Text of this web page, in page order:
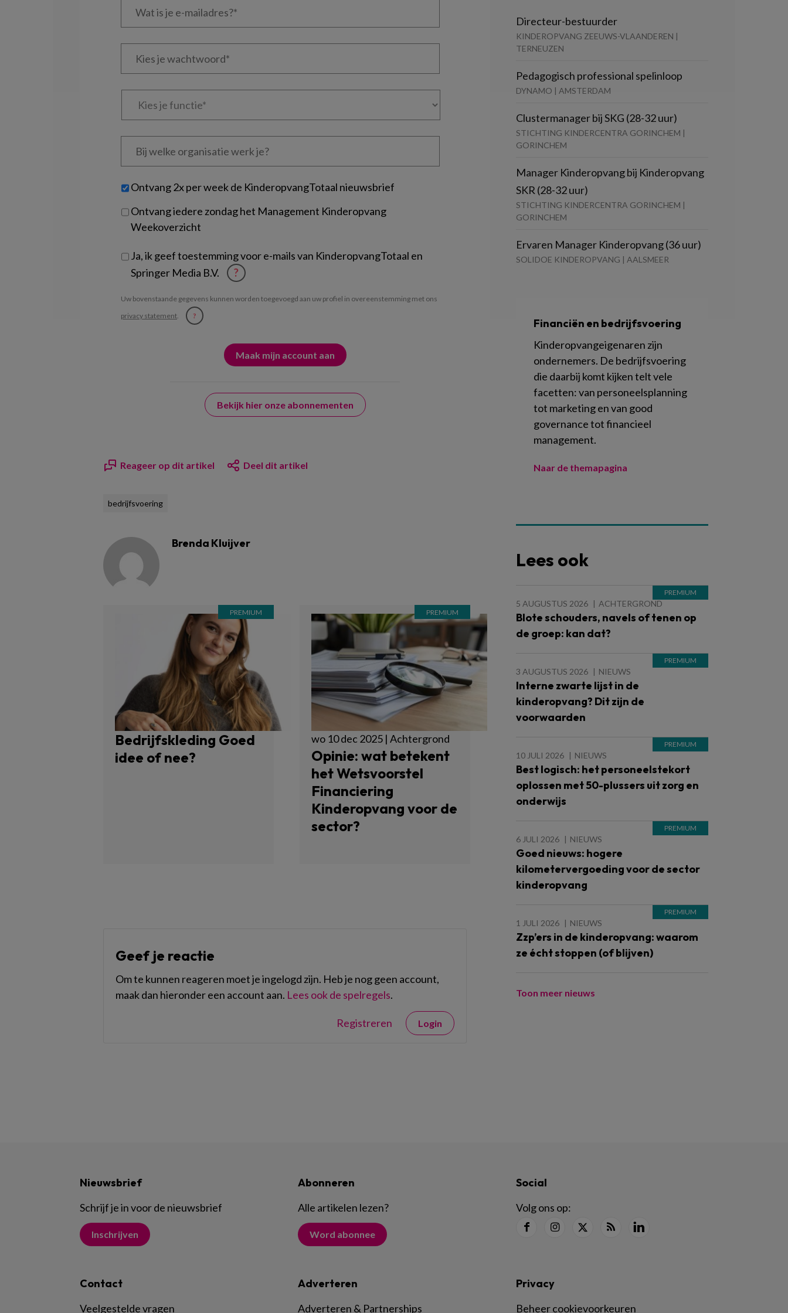
Kies
Kies
Bij
welke
je?
Untitled
Ontvang 2x per week de KinderopvangTotaal nieuwsbrief
Ontvang iedere zondag het Management Kinderopvang
Weekoverzicht
Ja, ik geef toestemming voor e-mails van KinderopvangTotaal en
Springer Media B.V.
?
Uw bovenstaande gegevens kunnen worden toegevoegd aan uw profiel in overeenstemming met ons
privacy statement. ?
Bekijk hier onze abonnementen
Reageer op dit artikel Deel dit artikel
bedrijfsvoering
Brenda Kluijver
Bedrijfskleding Goed
idee of nee?
wo 10 dec 2025 | Achtergrond
Opinie: wat betekent
het Wetsvoorstel
Financiering
Kinderopvang voor de
sector?
Geef je reactie
Om te kunnen reageren moet je ingelogd zijn. Heb je nog geen account,
maak dan hieronder een account aan. Lees ook de spelregels.
Registreren Login
Directeur-bestuurder
KINDEROPVANG ZEEUWS-VLAANDEREN |
TERNEUZEN
Pedagogisch professional spelinloop
DYNAMO | AMSTERDAM
Clustermanager bij SKG (28-32 uur)
STICHTING KINDERCENTRA GORINCHEM |
GORINCHEM
Manager Kinderopvang bij Kinderopvang
SKR (28-32 uur)
STICHTING KINDERCENTRA GORINCHEM |
GORINCHEM
Ervaren Manager Kinderopvang (36 uur)
SOLIDOE KINDEROPVANG | AALSMEER
Financiën en bedrijfsvoering
Kinderopvangeigenaren zijn
ondernemers. De bedrijfsvoering
die daarbij komt kijken telt vele
facetten: van personeelsplanning
tot marketing en van good
governance tot financieel
management.
Naar de themapagina
Lees ook
5 AUGUSTUS 2026 ACHTERGROND
Blote schouders, navels of tenen op
de groep: kan dat?
3 AUGUSTUS 2026 NIEUWS
Interne zwarte lijst in de
kinderopvang? Dit zijn de
voorwaarden
10 JULI 2026 NIEUWS
Best logisch: het personeelstekort
oplossen met 50-plussers uit zorg en
onderwijs
6 JULI 2026 NIEUWS
Goed nieuws: hogere
kilometervergoeding voor de sector
kinderopvang
1 JULI 2026 NIEUWS
Zzp’ers in de kinderopvang: waarom
ze écht stoppen (of blijven)
Toon meer nieuws
Nieuwsbrief
Schrijf je in voor de nieuwsbrief
Inschrijven
Abonneren
Alle artikelen lezen?
Word abonnee
Social
Volg ons op:
Contact
Veelgestelde vragen
Adverteren
Adverteren & Partnerships
Privacy
Beheer cookievoorkeuren